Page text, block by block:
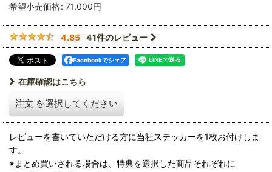
希望小売価格: 71,000円
4.85 41件のレビュー
Facebookでシェア
在庫確認はこちら
注文 を選択してください
レビューを書いていただける方に当社ステッカーを1枚お付けしま
す。
※まとめ買いされる場合は、特典を選択した商品それぞれに